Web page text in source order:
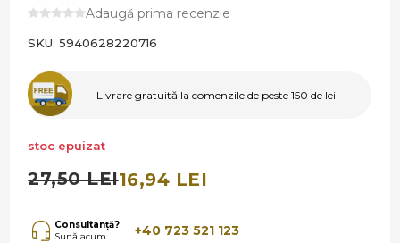
Adaugă prima recenzie
SKU: 5940628220716
Livrare gratuită la comenzile de peste 150 de lei
stoc epuizat
27,50 LEI16,94 LEI
Consultanță?
Sună acum
+40 723 521 123